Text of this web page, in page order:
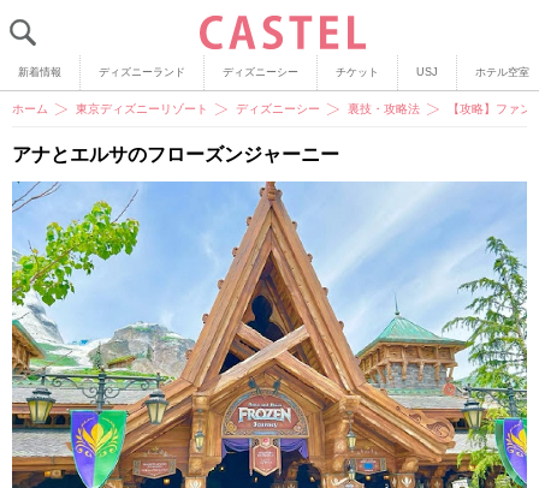
新着情報 ディズニーランド ディズニーシー チケット USJ ホテル空室
ホーム 東京ディズニーリゾート ディズニーシー 裏技・攻略法 【攻略】ファ
アナとエルサのフローズンジャーニー